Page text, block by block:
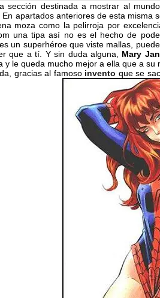
sección destinada a mostrar al
apartados anteriores de esta misma
moza como la pelirroja por
una tipa así no es el hecho de
un superhéroe que viste mallas,
que a tí. Y sin duda alguna, Mary
y le queda mucho mejor a ella que a
gracias al famoso invento que se